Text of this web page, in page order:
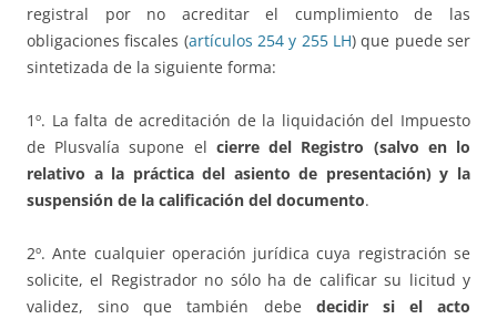
registral por no acreditar el cumplimiento de las
obligaciones fiscales (artículos 254 y 255 LH) que puede ser
sintetizada de la siguiente forma:
1º. La falta de acreditación de la liquidación del Impuesto
de Plusvalía supone el cierre del Registro (salvo en lo
relativo a la práctica del asiento de presentación) y la
suspensión de la calificación del documento.
2º. Ante cualquier operación jurídica cuya registración se
solicite, el Registrador no sólo ha de calificar su licitud y
validez, sino que también debe decidir si el acto